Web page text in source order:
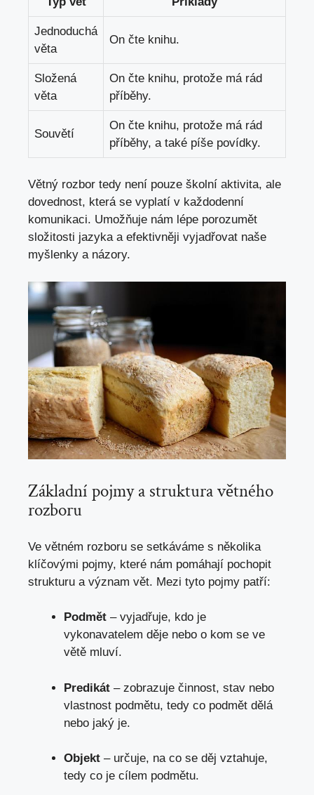
Jednoduchá
věta
On čte knihu.
Složená‌
věta
On čte knihu, protože má rád
‍příběhy.
Souvětí
On čte knihu, protože má rád
příběhy,⁤ a také píše povídky.
Větný rozbor tedy není pouze školní aktivita, ale
dovednost, která se vyplatí v každodenní
‌komunikaci. Umožňuje ‍nám lépe porozumět
složitosti jazyka a efektivněji ⁢vyjadřovat naše
myšlenky a názory.
Základní pojmy ‌a struktura větného
rozboru
Ve větném rozboru se setkáváme s několika
klíčovými pojmy, které nám pomáhají pochopit
strukturu a význam vět. Mezi tyto pojmy patří:
Podmět – vyjadřuje, kdo je
vykonavatelem děje nebo o kom se ve
větě ​mluví.
Predikát – zobrazuje činnost, stav nebo
vlastnost podmětu, tedy co podmět dělá
nebo jaký je.
Objekt – určuje, na co se děj vztahuje,
tedy co je cílem podmětu.